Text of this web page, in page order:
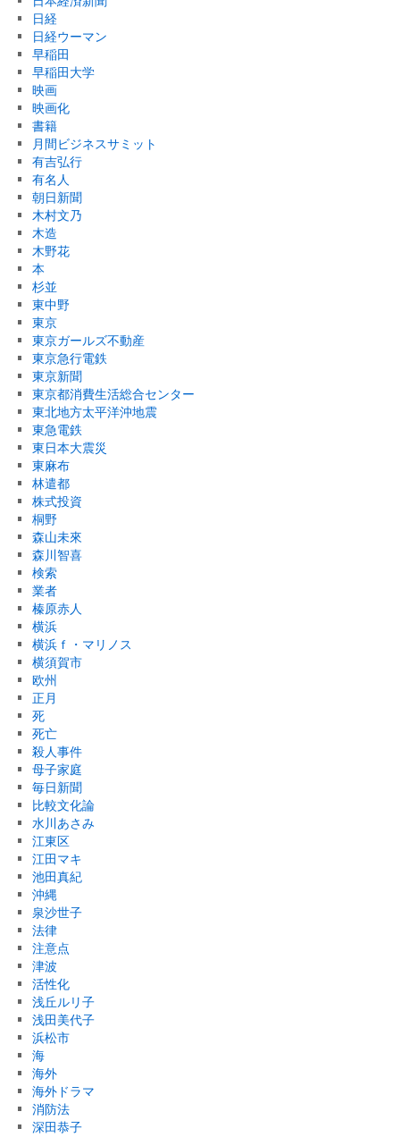
日経
日経ウーマン
早稲田
早稲田大学
映画
映画化
書籍
月間ビジネスサミット
有吉弘行
有名人
朝日新聞
木村文乃
木造
木野花
本
杉並
東中野
東京
東京ガールズ不動産
東京急行電鉄
東京新聞
東京都消費生活総合センター
東北地方太平洋沖地震
東急電鉄
東日本大震災
東麻布
林遣都
株式投資
桐野
森山未來
森川智喜
検索
業者
榛原赤人
横浜
横浜ｆ・マリノス
横須賀市
欧州
正月
死
死亡
殺人事件
母子家庭
毎日新聞
比較文化論
水川あさみ
江東区
江田マキ
池田真紀
沖縄
泉沙世子
法律
注意点
津波
活性化
浅丘ルリ子
浅田美代子
浜松市
海
海外
海外ドラマ
消防法
深田恭子